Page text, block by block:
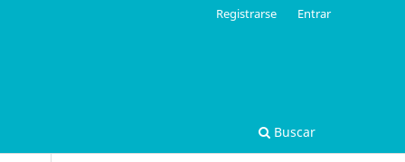
Buscar
Registrarse Entrar